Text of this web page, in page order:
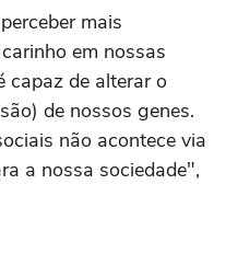
mais
em nossas
capaz de alterar o
de nossos genes.
não acontece via
a nossa sociedade",